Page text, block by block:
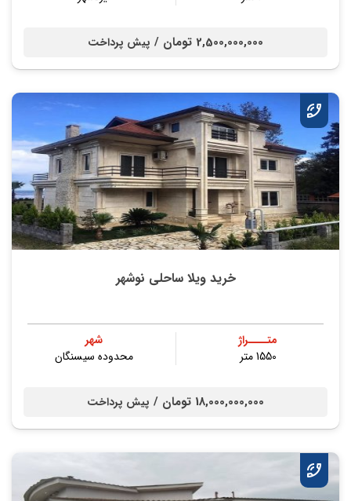
2,500,000,000 تومان / پیش پرداخت
خرید ویلا ساحلی نوشهر
متــــراژ
1550 متر
شهر
محدوده سیسنگان
18,000,000,000 تومان / پیش پرداخت